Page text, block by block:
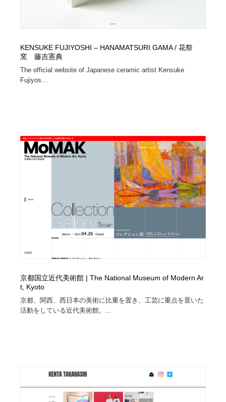
KENSUKE FUJIYOSHI – HANAMATSURI GAMA / 花祭
窯 藤吉憲典
The official website of Japanese ceramic artist Kensuke
Fujiyos...
京都国立近代美術館 | The National Museum of Modern Ar
t, Kyoto
京都、関西、西日本の美術に比重を置き、工芸に重点を置いた
活動をしている近代美術館。...